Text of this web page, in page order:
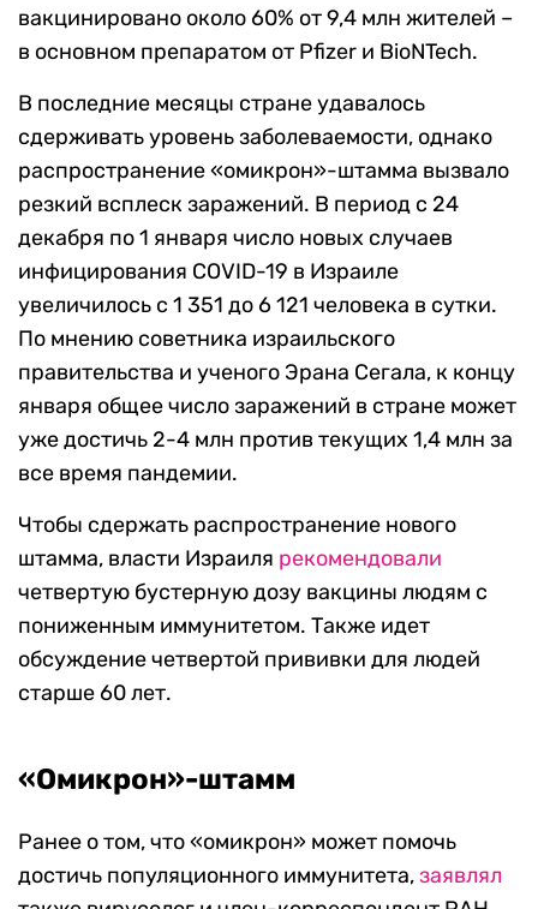
вакцинировано около 60% от 9,4 млн жителей –
в основном препаратом от Pfizer и BioNTech.
В последние месяцы стране удавалось
сдерживать уровень заболеваемости, однако
распространение «омикрон»-штамма вызвало
резкий всплеск заражений. В период с 24
декабря по 1 января число новых случаев
инфицирования COVID-19 в Израиле
увеличилось с 1 351 до 6 121 человека в сутки.
По мнению советника израильского
правительства и ученого Эрана Сегала, к концу
января общее число заражений в стране может
уже достичь 2-4 млн против текущих 1,4 млн за
все время пандемии.
Чтобы сдержать распространение нового
штамма, власти Израиля рекомендовали
четвертую бустерную дозу вакцины людям с
пониженным иммунитетом. Также идет
обсуждение четвертой прививки для людей
старше 60 лет.
«Омикрон»-штамм
Ранее о том, что «омикрон» может помочь
достичь популяционного иммунитета,заявлял